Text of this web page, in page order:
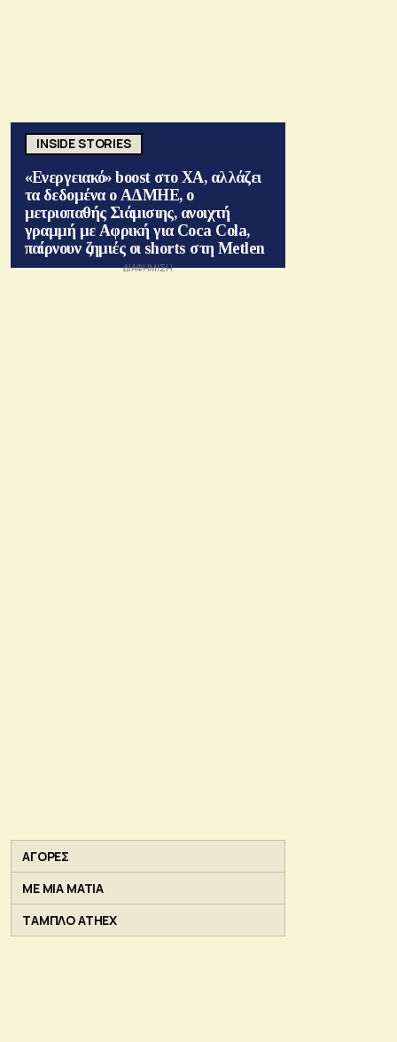
INSIDE STORIES
«Ενεργειακό» boost στο ΧΑ, αλλάζει
τα δεδομένα ο ΑΔΜΗΕ, ο
μετριοπαθής Σιάμισιης, ανοιχτή
γραμμή με Αφρική για Coca Cola,
παίρνουν ζημιές οι shorts στη Metlen
ΑΓΟΡΕΣ
ΜΕ ΜΙΑ ΜΑΤΙΑ
ΤΑΜΠΛΟ ATHEX